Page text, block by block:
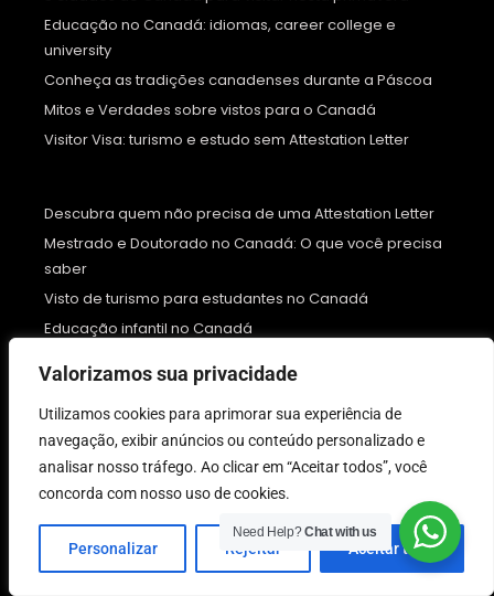
Valorizamos sua privacidade
Utilizamos cookies para aprimorar sua experiência de
navegação, exibir anúncios ou conteúdo personalizado e
analisar nosso tráfego. Ao clicar em “Aceitar todos”, você
concorda com nosso uso de cookies.
Personalizar Rejeitar Aceitar tudo
Educação no Canadá: idiomas, career college e
university
Conheça as tradições canadenses durante a Páscoa
Mitos e Verdades sobre vistos para o Canadá
Visitor Visa: turismo e estudo sem Attestation Letter
Descubra quem não precisa de uma Attestation Letter
Mestrado e Doutorado no Canadá: O que você precisa
saber
Visto de turismo para estudantes no Canadá
Educação infantil no Canadá
muito
Como me preparar para me aposentar no Canadá
College e Universidade: Qual a melhor opção para
estudar no Canadá?
Como posso levar meu companheiro ou cônjuge para
o Canadá?
Como se destacar no mercado de trabalho no Canadá
Need Help?Chat with us